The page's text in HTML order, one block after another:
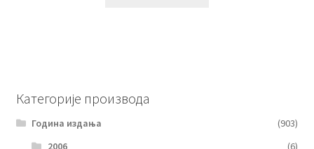
Категорије производа
Година издања
(903)
2006
(6)